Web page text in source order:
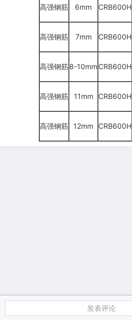
高强钢筋 6mm CRB600H
高强钢筋 7mm CRB600H
高强钢筋8-10mm CRB600H
高强钢筋 11mm CRB600H
高强钢筋 12mm CRB600H
发表评论